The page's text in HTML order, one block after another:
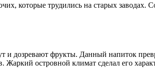
которые трудились на старых заводах.
и дозревают фрукты. Данный напиток
островной климат сделал его